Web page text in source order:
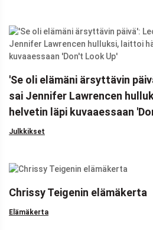
'Se oli elämäni ärsyttävin
sai Jennifer Lawrencen
helvetin läpi kuvaaessaan
Julkkikset
Chrissy Teigenin elämäkerta
Elämäkerta